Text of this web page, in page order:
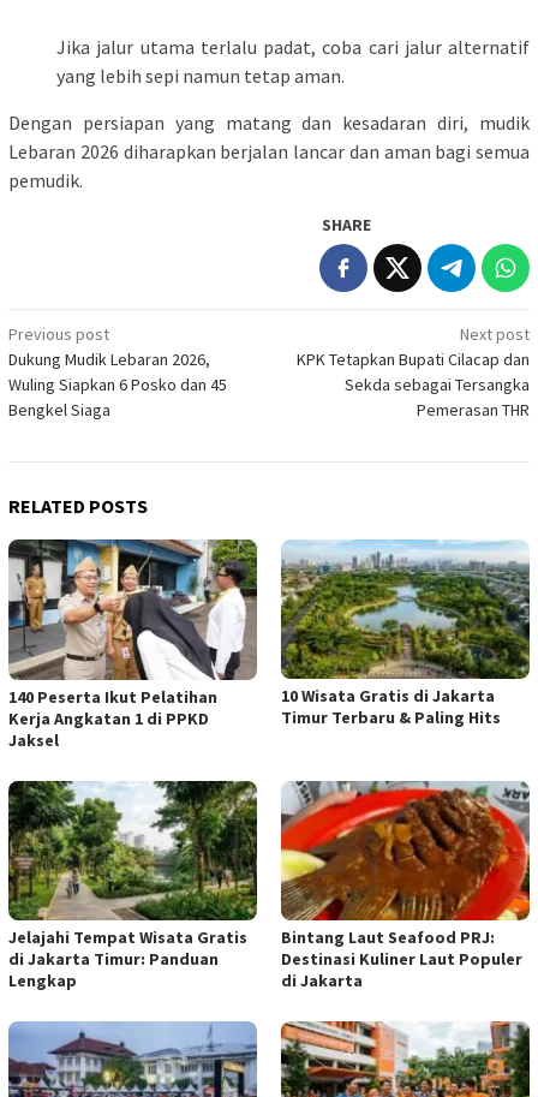
Jika jalur utama terlalu padat, coba cari jalur alternatif
yang lebih sepi namun tetap aman.
Dengan persiapan yang matang dan kesadaran diri, mudik
Lebaran 2026 diharapkan berjalan lancar dan aman bagi semua
pemudik.
SHARE
Post
navigation
Previous post
Dukung Mudik Lebaran 2026,
Wuling Siapkan 6 Posko dan 45
Bengkel Siaga
Next post
KPK Tetapkan Bupati Cilacap dan
Sekda sebagai Tersangka
Pemerasan THR
RELATED POSTS
140 Peserta Ikut Pelatihan
Kerja Angkatan 1 di PPKD
Jaksel
10 Wisata Gratis di Jakarta
Timur Terbaru & Paling Hits
Jelajahi Tempat Wisata Gratis
di Jakarta Timur: Panduan
Lengkap
Bintang Laut Seafood PRJ:
Destinasi Kuliner Laut Populer
di Jakarta